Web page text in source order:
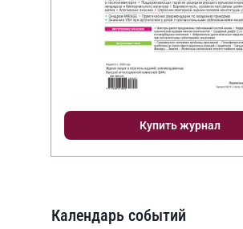
Купить журнал
Календарь событий